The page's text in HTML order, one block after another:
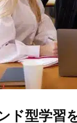
ド型学習